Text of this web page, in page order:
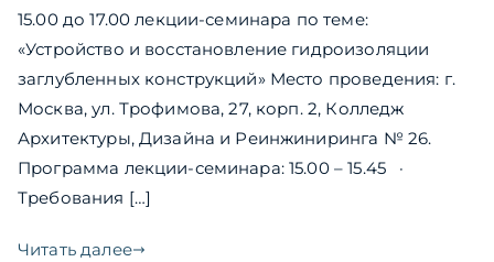
15.00 до 17.00 лекции-семинара по теме:
«Устройство и восстановление гидроизоляции
заглубленных конструкций» Место проведения: г.
Москва, ул. Трофимова, 27, корп. 2, Колледж
Архитектуры, Дизайна и Реинжиниринга № 26.
Программа лекции-семинара: 15.00 – 15.45 ·
Требования […]
Читать далее